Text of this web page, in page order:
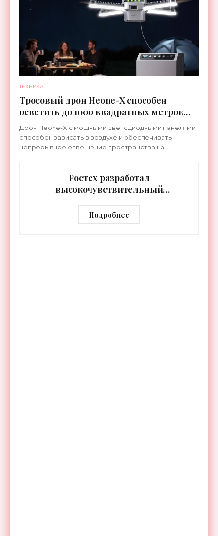
ТЕХНИКА
Тросовый дрон Heone-X способен
осветить до 1000 квадратных метров
земли - «Беспилотники»
Дрон Heone-X с мощными светодиодными панелями
способен зависать в воздухе и обеспечивать
непрерывное освещение пространства на
Ростех разработал
высокочувствительный
дальностью распознавания до 2 км
- «Гаджеты»
Подробнее